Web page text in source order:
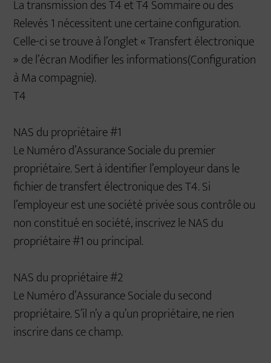
La transmission des T4 et T4 Sommaire ou des
Relevés 1 nécessitent une certaine configuration.
Celle-ci se trouve à l’onglet « Transfert électronique
» de l’écran Modifier les informations(Configuration
à Ma compagnie).
T4
NAS du propriétaire #1
Le Numéro d’Assurance Sociale du premier
propriétaire. Sert à identifier l’employeur dans le
fichier de transfert électronique des T4. Si
l’employeur est une société privée sous contrôle ou
non constitué en société, inscrivez le NAS du
propriétaire #1 ou principal.
NAS du propriétaire #2
Le Numéro d’Assurance Sociale du second
propriétaire. S’il n’y a qu’un propriétaire, ne rien
inscrire dans ce champ.